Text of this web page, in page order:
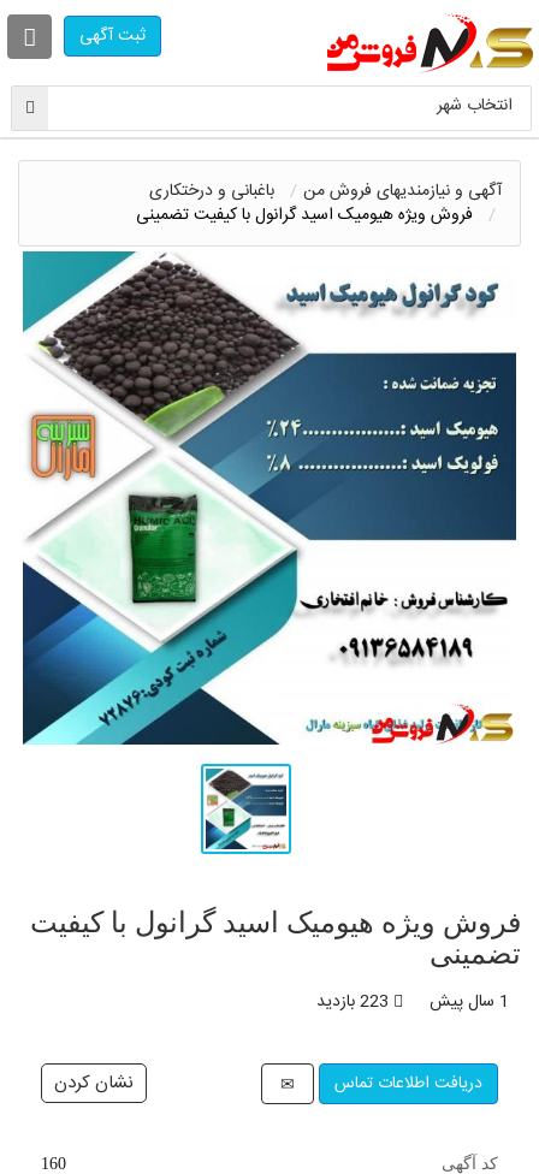
ثبت آگهی
انتخاب شهر
آگهی و نیازمندیهای فروش من
باغبانی و درختکاری
فروش ویژه هیومیک اسید گرانول با کیفیت تضمینی
فروش ویژه هیومیک اسید گرانول با کیفیت
تضمینی
1 سال پیش
دریافت اطلاعات تماس
کد آگهی 160